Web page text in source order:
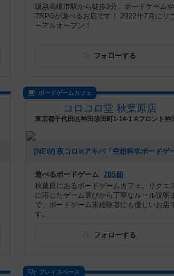
阪急高槻市駅から徒歩3分、ボードゲームや
TRPGが遊べるお店です！ 2022年7月にリ
ーアルオープン！
フォローする
ボードゲームカフェ
コロコロ堂 秋葉原店
遊べるボードゲーム 785個
秋葉原にあるボードゲームカフェ。リクエ
に応じたゲーム選びから丁寧なルール説明
で、ボードゲーム未経験者にも優しいお店
す。
フォローする
プレイスペース